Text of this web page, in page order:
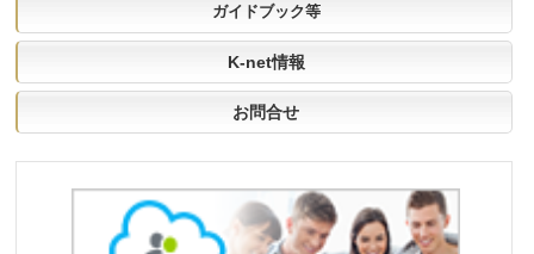
ガイドブック等
K-net情報
お問合せ